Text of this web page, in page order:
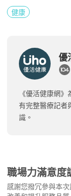
健康
優
《優活健康網
有完整醫療記者
識。
職場力滿意度
感謝您撥冗參與本